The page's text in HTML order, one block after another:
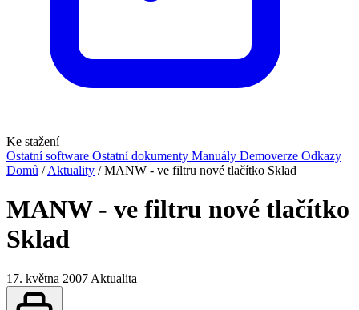
Ke stažení
Ostatní software Ostatní dokumenty Manuály Demoverze Odkazy
Domů / Aktuality / MANW - ve filtru nové tlačítko Sklad
MANW - ve filtru nové tlačítko
Sklad
17. května 2007 Aktualita